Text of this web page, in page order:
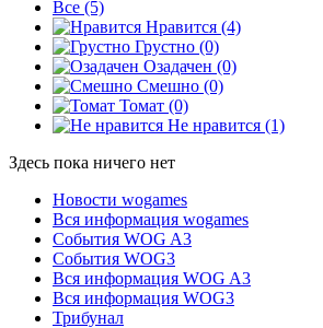
Все (5)
Нравится (4)
Грустно (0)
Озадачен (0)
Смешно (0)
Томат (0)
Не нравится (1)
Здесь пока ничего нет
Новости wogames
Вся информация wogames
События WOG A3
События WOG3
Вся информация WOG A3
Вся информация WOG3
Трибунал